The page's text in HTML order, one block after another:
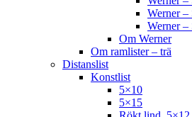
Werner –
Werner –
Om Werner
Om ramlister – trä
Distanslist
Konstlist
5×10
5×15